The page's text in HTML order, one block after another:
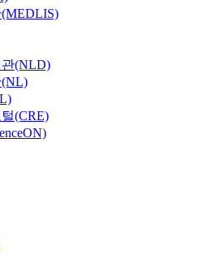
(NLD)
(CRE)